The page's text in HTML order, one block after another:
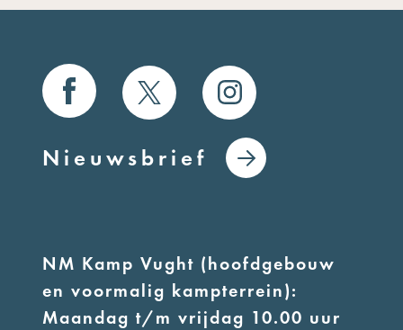
Nieuwsbrief
NM Kamp Vught (hoofdgebouw
en voormalig kampterrein):
Maandag t/m vrijdag 10.00 uur